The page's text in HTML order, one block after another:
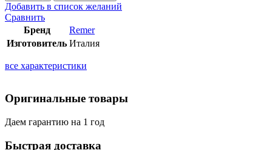
Добавить в список желаний
Сравнить
Бренд
Remer
Изготовитель Италия
все характеристики
Оригинальные товары
Даем гарантию на 1 год
Быстрая доставка